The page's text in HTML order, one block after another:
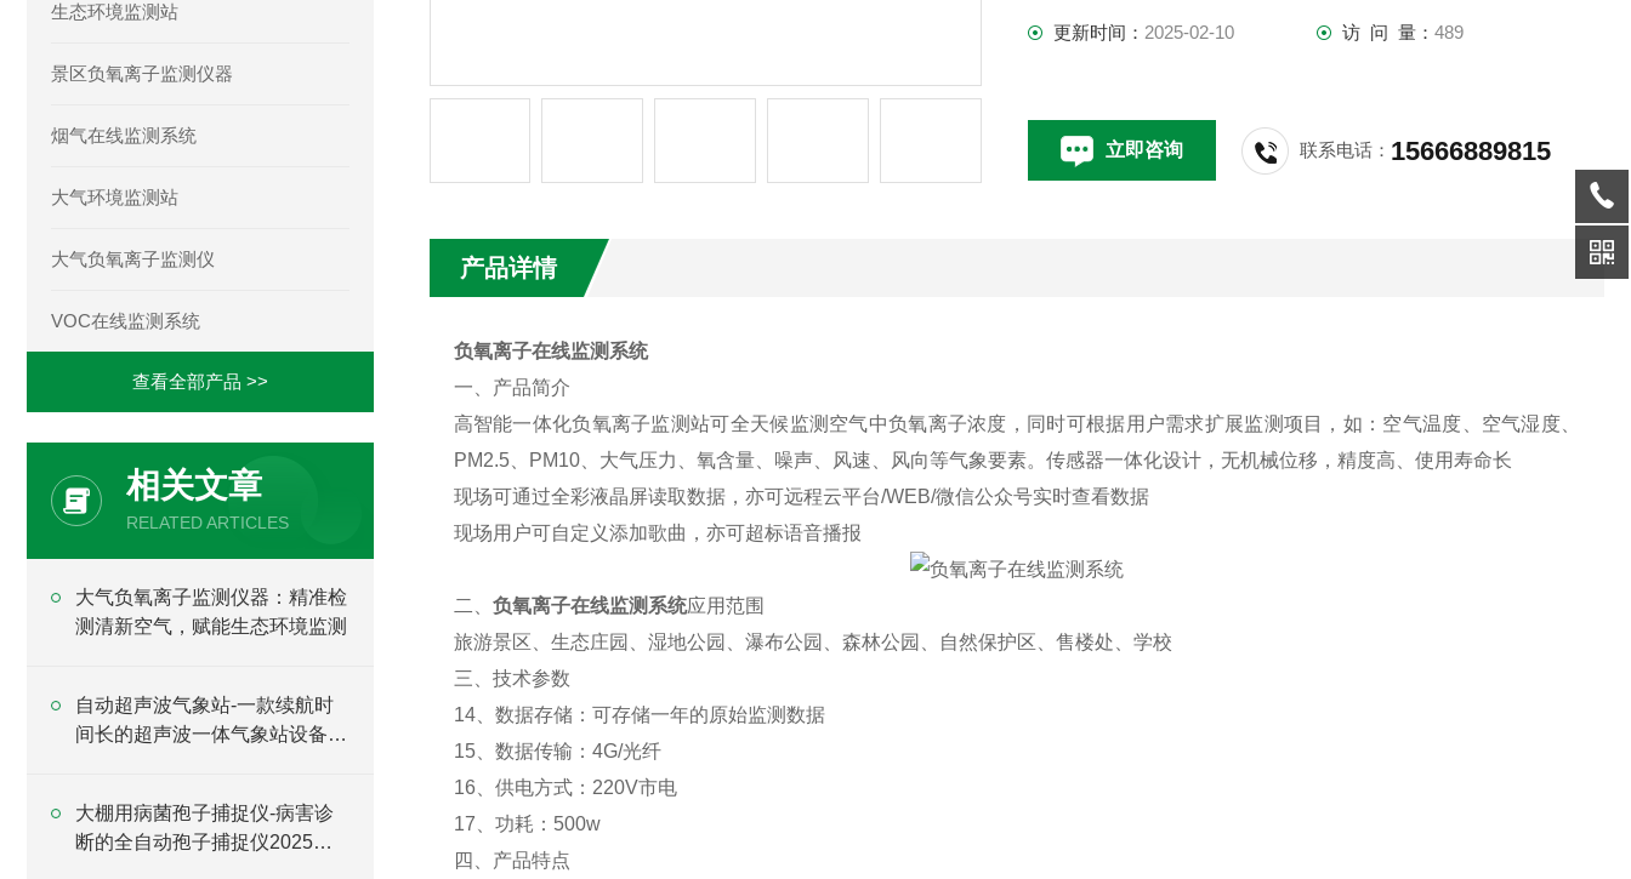
生态环境监测站
景区负氧离子监测仪器
烟气在线监测系统
大气环境监测站
大气负氧离子监测仪
VOC在线监测系统
查看全部产品 >>
相关文章
RELATED ARTICLES
大气负氧离子监测仪器：精准检
测清新空气，赋能生态环境监测
自动超声波气象站-一款续航时
间长的超声波一体气象站设备
大棚用病菌孢子捕捉仪-病害诊
断的全自动孢子捕捉仪2025全
更新时间： 2025-02-10 访 问 量： 489
立即咨询 联系电话： 15666889815
产品详情
负氧离子在线监测系统
一、产品简介
高智能一体化负氧离子监测站可全天候监测空气中负氧离子浓度，同时可根据用户需求扩展监测项目，如：空气温度、空气湿度、
PM2.5、PM10、大气压力、氧含量、噪声、风速、风向等气象要素。传感器一体化设计，无机械位移，精度高、使用寿命长
现场可通过全彩液晶屏读取数据，亦可远程云平台/WEB/微信公众号实时查看数据
现场用户可自定义添加歌曲，亦可超标语音播报
二、 负氧离子在线监测系统应用范围
旅游景区、生态庄园、湿地公园、瀑布公园、森林公园、自然保护区、售楼处、学校
三、技术参数
14、数据存储：可存储一年的原始监测数据
15、数据传输：4G/光纤
16、供电方式：220V市电
17、功耗：500w
四、产品特点